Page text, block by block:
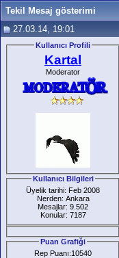
Tekil Mesaj gösterimi
27.03.14, 19:01
Kullanıcı Profili
Kartal
Moderator
Kullanıcı Bilgileri
Üyelik tarihi: Feb 2008
Nerden: Ankara
Mesajlar: 9.502
Konular: 7187
Puan Grafiği
Rep Puanı:10540